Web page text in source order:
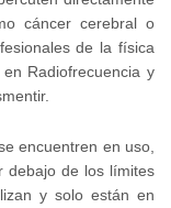
cáncer cerebral o
de la física
Radiofrecuencia y
encuentren en uso,
debajo de los límites
y solo están en